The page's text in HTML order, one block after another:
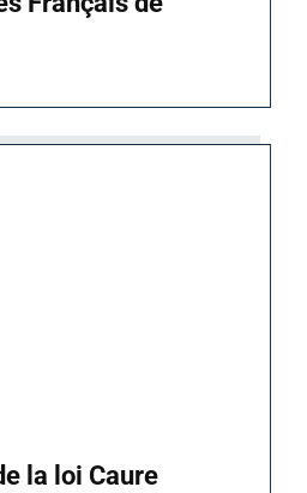
la loi Caure